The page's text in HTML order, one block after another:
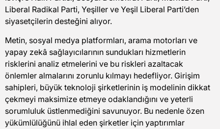
Liberal Radikal Parti, Yeşiller ve Yeşil Liberal Parti’den
siyasetçilerin desteğini alıyor.
Metin, sosyal medya platformları, arama motorları ve
yapay zekâ sağlayıcılarının sundukları hizmetlerin
risklerini analiz etmelerini ve bu riskleri azaltacak
önlemler almalarını zorunlu kılmayı hedefliyor. Girişim
sahipleri, büyük teknoloji şirketlerinin iş modelinin dikkat
çekmeyi maksimize etmeye odaklandığını ve yeterli
sorumluluk üstlenmediğini savunuyor. Bu nedenle özen
yükümlülüğünü ihlal eden şirketler için yaptırımlar